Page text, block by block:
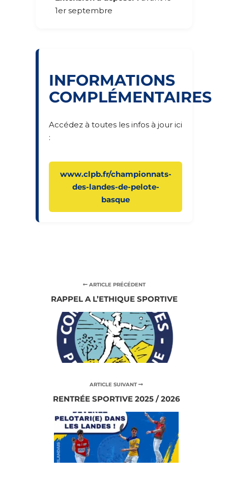
1er septembre
INFORMATIONS
COMPLÉMENTAIRES
Accédez à toutes les infos à jour ici
:
www.clpb.fr/championnats-
des-landes-de-pelote-
basque
ARTICLE PRÉCÉDENT
RAPPEL A L’ETHIQUE SPORTIVE
ARTICLE SUIVANT
RENTRÉE SPORTIVE 2025 / 2026